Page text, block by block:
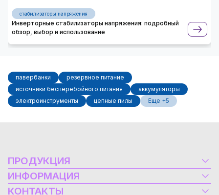
стабилизаторы напряжения
Инверторные стабилизаторы напряжения: подробный
обзор, выбор и использование
павербанки
резервное питание
источники бесперебойного питания
аккумуляторы
электроинструменты
цепные пилы Еще +5
ПРОДУКЦИЯ
Электрооборудование
Альтернативная энергетика
ИНФОРМАЦИЯ
Контакты
КОНТАКТЫ